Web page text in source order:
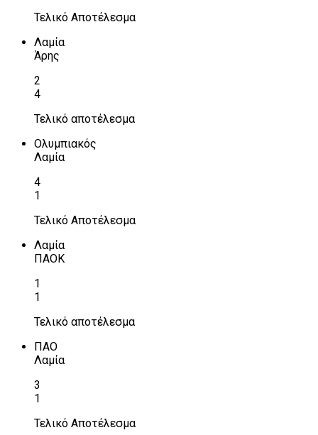
Τελικό Αποτέλεσμα
Λαμία
Άρης
2
4
Τελικό αποτέλεσμα
Ολυμπιακός
Λαμία
4
1
Τελικό Αποτέλεσμα
Λαμία
ΠΑΟΚ
1
1
Τελικό αποτέλεσμα
ΠΑΟ
Λαμία
3
1
Τελικό Αποτέλεσμα